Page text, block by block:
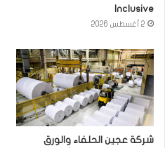
Inclusive
2 أغسطس 2026
شركة عجين الحلفاء والورق